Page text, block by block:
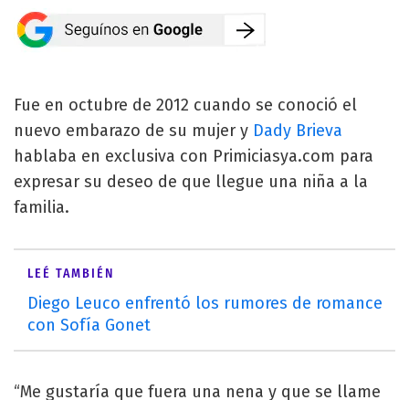
Fue en octubre de 2012 cuando se conoció el
nuevo embarazo de su mujer y Dady Brieva
hablaba en exclusiva con Primiciasya.com para
expresar su deseo de que llegue una niña a la
familia.
LEÉ TAMBIÉN
Diego Leuco enfrentó los rumores de romance
con Sofía Gonet
“Me gustaría que fuera una nena y que se llame